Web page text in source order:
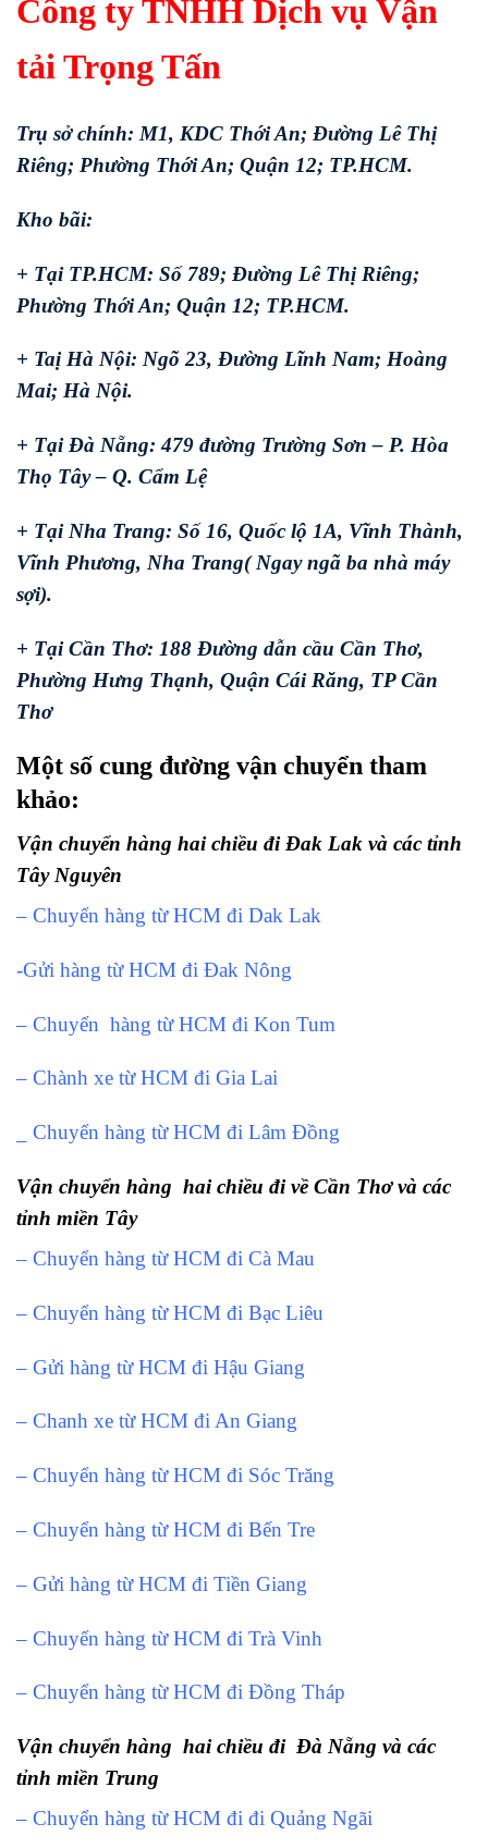
Công ty TNHH Dịch vụ Vận
tải Trọng Tấn
Trụ sở chính: M1, KDC Thới An; Đường Lê Thị
Riêng; Phường Thới An; Quận 12; TP.HCM.
Kho bãi:
+ Tại TP.HCM: Số 789; Đường Lê Thị Riêng;
Phường Thới An; Quận 12; TP.HCM.
+ Taị Hà Nội: Ngõ 23, Đường Lĩnh Nam; Hoàng
Mai; Hà Nội.
+ Tại Đà Nẵng: 479 đường Trường Sơn – P. Hòa
Thọ Tây – Q. Cẩm Lệ
+ Tại Nha Trang: Số 16, Quốc lộ 1A, Vĩnh Thành,
Vĩnh Phương, Nha Trang( Ngay ngã ba nhà máy
sợi).
+ Tại Cần Thơ: 188 Đường dẫn cầu Cần Thơ,
Phường Hưng Thạnh, Quận Cái Răng, TP Cần
Thơ
Một số cung đường vận chuyển tham
khảo:
Vận chuyển hàng hai chiều đi Đak Lak và các tỉnh
Tây Nguyên
– Chuyển hàng từ HCM đi Dak Lak
-Gửi hàng từ HCM đi Đak Nông
– Chuyển hàng từ HCM đi Kon Tum
– Chành xe từ HCM đi Gia Lai
_ Chuyển hàng từ HCM đi Lâm Đồng
Vận chuyển hàng hai chiều đi về Cần Thơ và các
tỉnh miền Tây
– Chuyển hàng từ HCM đi Cà Mau
– Chuyển hàng từ HCM đi Bạc Liêu
– Gửi hàng từ HCM đi Hậu Giang
– Chanh xe từ HCM đi An Giang
– Chuyển hàng từ HCM đi Sóc Trăng
– Chuyển hàng từ HCM đi Bến Tre
– Gửi hàng từ HCM đi Tiền Giang
– Chuyển hàng từ HCM đi Trà Vinh
– Chuyển hàng từ HCM đi Đồng Tháp
Vận chuyển hàng hai chiều đi Đà Nẵng và các
tỉnh miền Trung
– Chuyển hàng từ HCM đi đi Quảng Ngãi